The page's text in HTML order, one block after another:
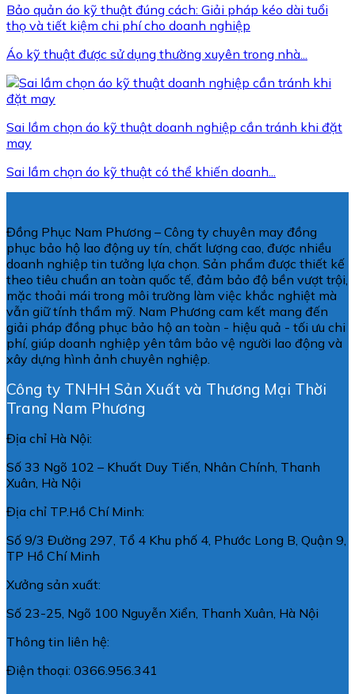
Bảo quản áo kỹ thuật đúng cách: Giải pháp kéo dài tuổi
thọ và tiết kiệm chi phí cho doanh nghiệp
Áo kỹ thuật được sử dụng thường xuyên trong nhà...
Sai lầm chọn áo kỹ thuật doanh nghiệp cần tránh khi đặt
may
Sai lầm chọn áo kỹ thuật có thể khiến doanh...
Đồng Phục Nam Phương – Công ty chuyên may đồng
phục bảo hộ lao động uy tín, chất lượng cao, được nhiều
doanh nghiệp tin tưởng lựa chọn. Sản phẩm được thiết kế
theo tiêu chuẩn an toàn quốc tế, đảm bảo độ bền vượt trội,
mặc thoải mái trong môi trường làm việc khắc nghiệt mà
vẫn giữ tính thẩm mỹ. Nam Phương cam kết mang đến
giải pháp đồng phục bảo hộ an toàn - hiệu quả - tối ưu chi
phí, giúp doanh nghiệp yên tâm bảo vệ người lao động và
xây dựng hình ảnh chuyên nghiệp.
Công ty TNHH Sản Xuất và Thương Mại Thời
Trang Nam Phương
Địa chỉ Hà Nội:
Số 33 Ngõ 102 – Khuất Duy Tiến, Nhân Chính, Thanh
Xuân, Hà Nội
Địa chỉ TP.Hồ Chí Minh:
Số 9/3 Đường 297, Tổ 4 Khu phố 4, Phước Long B, Quận 9,
TP Hồ Chí Minh
Xưởng sản xuất:
Số 23-25, Ngõ 100 Nguyễn Xiển, Thanh Xuân, Hà Nội
Thông tin liên hệ:
Điện thoại: 0366.956.341